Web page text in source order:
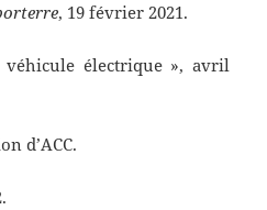
, 19 février 2021.
électrique », avril
d’ACC.